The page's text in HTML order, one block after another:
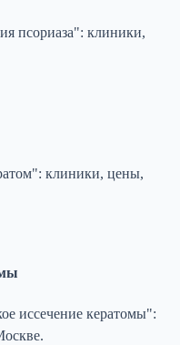
псориаза": клиники,
клиники, цены,
иссечение кератомы":